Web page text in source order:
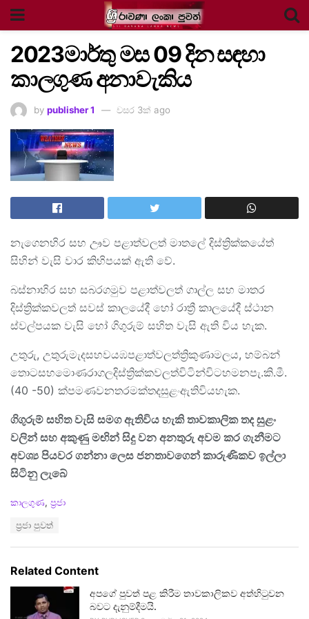
2023මාර්තු මස 09 දිනසඳහා
කාලගුණ අනාවැකිය
by publisher 1 වසර 3ක් ago
නැගෙනහිර සහ ඌව පළාත්වලත් මාතලේ දිස්ත්‍රික්කයේත්
සිහින් වැසි වාර කිහිපයක් ඇති වේ.
බස්නාහිර සහ සබරගමුව පළාත්වලත් ගාල්ල සහ මාතර
දිස්ත්‍රික්කවලත් සවස් කාලයේදී හෝ රාත්‍රී කාලයේදී ස්ථාන
ස්වල්පයක වැසි හෝ ගිගුරුම් සහිත වැසි ඇති විය හැක.
උතුරු, උතුරුමැදසහවයඹපළාත්වලත්ත්‍රිකුණාමලය, හම්බන්
තොටසහමොණරාගලදිස්ත්‍රික්කවලත්විටින්විටහමනපැ.කි.මී.
(40 -50) ක්පමණවනතරමක්තදසුළංඇතිවියහැක.
ගිගුරුම් සහිත වැසි සමග ඇතිවිය හැකි තාවකාලික තද සුළං
වලින් සහ අකුණු මඟින් සිදු වන අනතුරු අවම කර ගැනීමට
අවශ්‍ය පියවර ගන්නා ලෙස ජනතාවගෙන් කාරුණිකව ඉල්ලා
සිටිනු ලැබේ
C
r
i
කාලගුණ, ප්‍රජා
:
ප්‍රජා පුවත්
Related Content
අපගේ පුවත් පළ කිරීම තාවකාලිකව අත්හිටුවන
බවට දැනුම්දීමයි.